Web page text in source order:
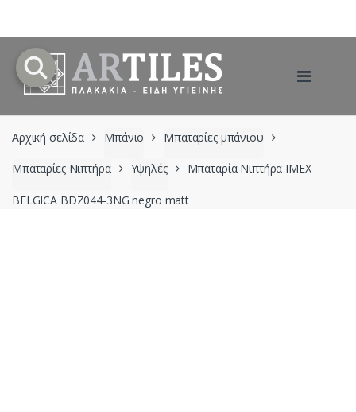
navigation
content
Αρχική σελίδα Μπάνιο Μπαταρίες μπάνιου
Μπαταρίες Νιπτήρα Υψηλές Μπαταρία Νιπτήρα IMEX
BELGICA BDZ044-3NG negro matt